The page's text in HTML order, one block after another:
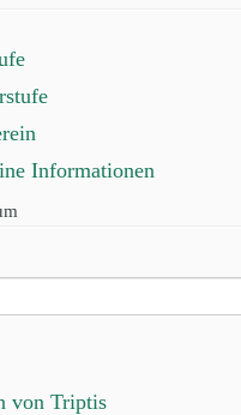
Informationen
Triptis